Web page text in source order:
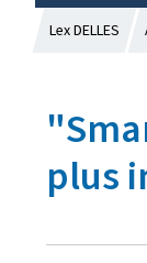
Lex DELLES
plus